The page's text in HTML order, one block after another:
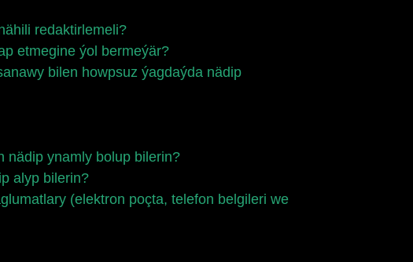
redaktirlemeli?
etmegine ýol bermeýär?
bilen howpsuz ýagdaýda nädip
nädip ynamly bolup bilerin?
alyp bilerin?
(elektron poçta, telefon belgileri we